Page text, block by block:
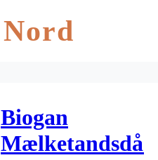
Biogan